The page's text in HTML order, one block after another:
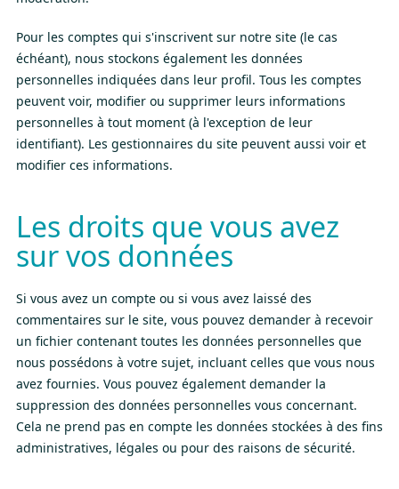
Pour les comptes qui s'inscrivent sur notre site (le cas
échéant), nous stockons également les données
personnelles indiquées dans leur profil. Tous les comptes
peuvent voir, modifier ou supprimer leurs informations
personnelles à tout moment (à l'exception de leur
identifiant). Les gestionnaires du site peuvent aussi voir et
modifier ces informations.
Les droits que vous avez
sur vos données
Si vous avez un compte ou si vous avez laissé des
commentaires sur le site, vous pouvez demander à recevoir
un fichier contenant toutes les données personnelles que
nous possédons à votre sujet, incluant celles que vous nous
avez fournies. Vous pouvez également demander la
suppression des données personnelles vous concernant.
Cela ne prend pas en compte les données stockées à des fins
administratives, légales ou pour des raisons de sécurité.